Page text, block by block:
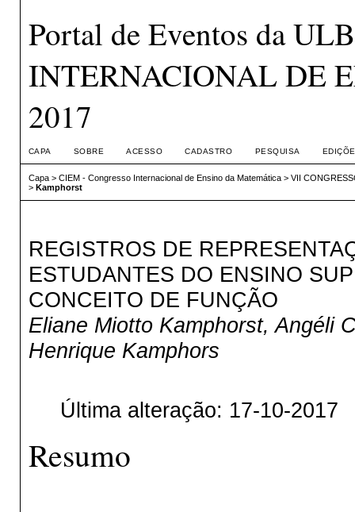
Portal de Eventos da
INTERNACIONAL DE
2017
CAPA SOBRE ACESSO CADASTRO PESQUISA
Capa> CIEM - Congresso Internacional de Ensino da Matemática> VII
> Kamphorst
REGISTROS DE
ESTUDANTES DO ENSINO
CONCEITO DE FUNÇÃO
Eliane Miotto Kamphorst, Angéli
Henrique Kamphors
Última alteração: 17-10-2017
Resumo